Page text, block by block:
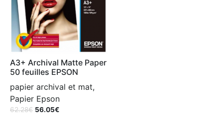
A3+ Archival Matte Paper
50 feuilles EPSON
papier archival et mat,
Papier Epson
62.28€ 56.05€